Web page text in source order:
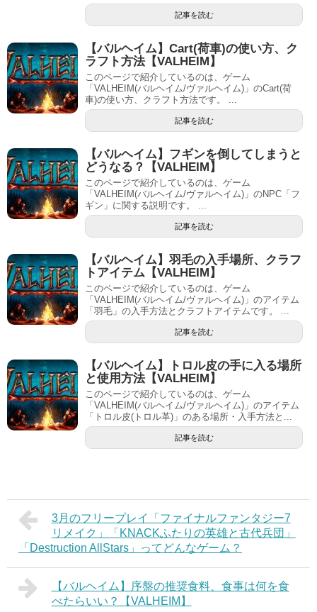
記事を読む
【バルヘイム】Cart(荷車)の使い方、ク
ラフト方法【VALHEIM】
このページで紹介しているのは、ゲーム
「VALHEIM(バルヘイム/ヴァルヘイム)」のCart(荷
車)の使い方、クラフト方法です。 ...
記事を読む
【バルヘイム】フギンを倒してしまうと
どうなる？【VALHEIM】
このページで紹介しているのは、ゲーム
「VALHEIM(バルヘイム/ヴァルヘイム)」のNPC「フ
ギン」に関する説明です。 ...
記事を読む
【バルヘイム】羽毛の入手場所、クラフ
トアイテム【VALHEIM】
このページで紹介しているのは、ゲーム
「VALHEIM(バルヘイム/ヴァルヘイム)」のアイテム
「羽毛」の入手方法とクラフトアイテムです。 ...
記事を読む
【バルヘイム】トロル皮の手に入る場所
と使用方法【VALHEIM】
このページで紹介しているのは、ゲーム
「VALHEIM(バルヘイム/ヴァルヘイム)」のアイテム
「トロル皮(トロル革)」のある場所・入手方法と...
記事を読む
3月のフリープレイ「ファイナルファンタジー7
リメイク」「KNACKふたりの英雄と古代兵団」
「Destruction AllStars」ってどんなゲーム？
【バルヘイム】序盤の推奨食料、食事は何を食
べたらいい？【VALHEIM】